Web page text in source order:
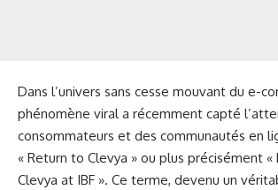
Dans l’univers sans cesse mouvant du e-
phénomène viral a récemment capté
consommateurs et des communautés en
« Return to Clevya » ou plus précisément «
Clevya at IBF ». Ce terme, devenu un